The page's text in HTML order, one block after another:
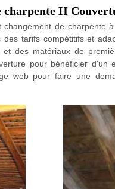
H
de charpente
tarifs compétitifs et
des matériaux de
pour bénéficier d'un
web pour faire une